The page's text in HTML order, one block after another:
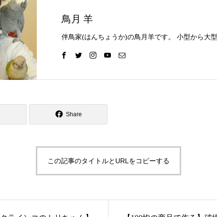
鳥月 羊
Share
この記事のタイトルとURLをコピーする